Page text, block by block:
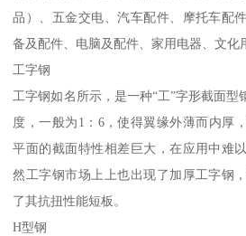
品）、五金交电、汽车配件、摩托车配
备及配件、电脑及配件、家用电器、文化
工字钢
工字钢如名所示，是一种“工”字形截面型
度，一般为1：6，使得翼缘外薄而内厚
平面的截面特性相差巨大，在应用中难
然工字钢市场上上也出现了加厚工字钢
了其抗扭性能短板。
H型钢